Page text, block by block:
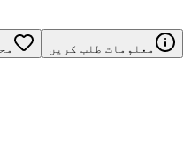
معلومات طلب کریں